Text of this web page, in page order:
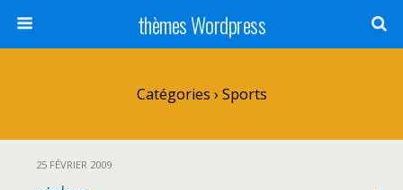
thèmes Wordpress
Catégories › Sports
25 FÉVRIER 2009